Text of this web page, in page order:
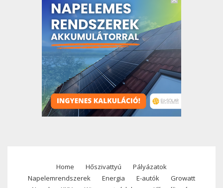
Footer
Home Hőszivattyú
Pályázatok
Napelemrendszerek
Energia E-autók
Growatt